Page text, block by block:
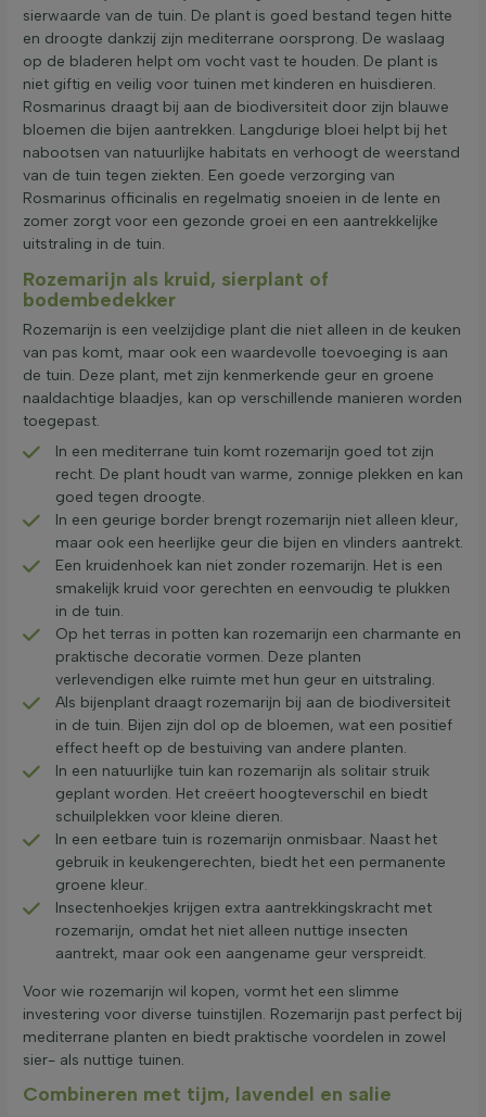
sierwaarde van de tuin. De plant is goed bestand tegen hitte
en droogte dankzij zijn mediterrane oorsprong. De waslaag
op de bladeren helpt om vocht vast te houden. De plant is
niet giftig en veilig voor tuinen met kinderen en huisdieren.
Rosmarinus draagt bij aan de biodiversiteit door zijn blauwe
bloemen die bijen aantrekken. Langdurige bloei helpt bij het
nabootsen van natuurlijke habitats en verhoogt de weerstand
van de tuin tegen ziekten. Een goede verzorging van
Rosmarinus officinalis en regelmatig snoeien in de lente en
zomer zorgt voor een gezonde groei en een aantrekkelijke
uitstraling in de tuin.
Rozemarijn als kruid, sierplant of
bodembedekker
Rozemarijn is een veelzijdige plant die niet alleen in de keuken
van pas komt, maar ook een waardevolle toevoeging is aan
de tuin. Deze plant, met zijn kenmerkende geur en groene
naaldachtige blaadjes, kan op verschillende manieren worden
toegepast.
In een mediterrane tuin komt rozemarijn goed tot zijn
recht. De plant houdt van warme, zonnige plekken en kan
goed tegen droogte.
In een geurige border brengt rozemarijn niet alleen kleur,
maar ook een heerlijke geur die bijen en vlinders aantrekt.
Een kruidenhoek kan niet zonder rozemarijn. Het is een
smakelijk kruid voor gerechten en eenvoudig te plukken
in de tuin.
Op het terras in potten kan rozemarijn een charmante en
praktische decoratie vormen. Deze planten
verlevendigen elke ruimte met hun geur en uitstraling.
Als bijenplant draagt rozemarijn bij aan de biodiversiteit
in de tuin. Bijen zijn dol op de bloemen, wat een positief
effect heeft op de bestuiving van andere planten.
In een natuurlijke tuin kan rozemarijn als solitair struik
geplant worden. Het creëert hoogteverschil en biedt
schuilplekken voor kleine dieren.
In een eetbare tuin is rozemarijn onmisbaar. Naast het
gebruik in keukengerechten, biedt het een permanente
groene kleur.
Insectenhoekjes krijgen extra aantrekkingskracht met
rozemarijn, omdat het niet alleen nuttige insecten
aantrekt, maar ook een aangename geur verspreidt.
Voor wie rozemarijn wil kopen, vormt het een slimme
investering voor diverse tuinstijlen. Rozemarijn past perfect bij
mediterrane planten en biedt praktische voordelen in zowel
sier- als nuttige tuinen.
Combineren met tijm, lavendel en salie